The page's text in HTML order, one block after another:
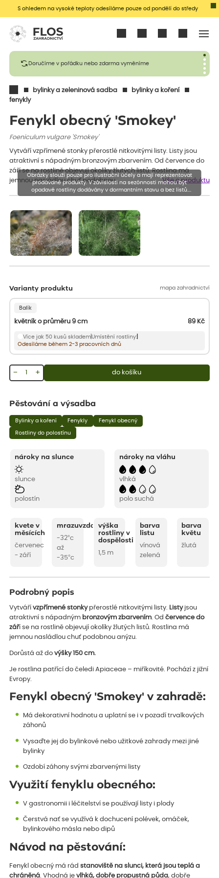
S ohledem na vysoké teploty odesíláme pouze od pondělí do středy
Doručíme v pořádku nebo zdarma vyměníme
bylinky a zeleninová sadba
bylinky a koření
fenykly
Fenykl obecný 'Smokey'
Foeniculum vulgare 'Smokey'
Vytváří vzpřímené stonky přerostlé nitkovitými listy. Listy jsou
atraktivní s nápadným bronzovým zbarvením. Od července do
září se na rostlině objevují okolíky žlutých listů. Rostlina má
jemnou nasládlou chuť podobnou…
Vše o produktu
Varianty produktu mapa zahradnictví
Balík
květník o průměru 9 cm 89 Kč
Více jak 50 kusů sklademUmístění rostliny:
Odesíláme během 2-3 pracovních dnů
+
− do košíku
Obrázky slouží pouze pro ilustrační účely a mají reprezentovat
prodávané produkty. V závislosti na sezónnosti mohou být
opadavé rostliny dodávány v dormantním stavu a bez listů.
Rostliny mohou být také sestřiženy níže, než je uvedená výška,
Pěstování a výsadba
Bylinky a koření Fenykly Fenykl obecný
Rostliny do polostínu
nároky na slunce
slunce
polostín
nároky na vláhu
vlhká
polo suchá
kvete v
měsících
červenec
- září
mrazuvzdornost
-32°c
až
-35°c
výška
rostliny v
dospělosti
1,5 m
barva
listu
vínová
zelená
barva
květu
žlutá
Podrobný popis
Vytvářívzpřímené stonkypřerostlé nitkovitými listy. Listyjsou
atraktivní s nápadným bronzovým zbarvením. Odčervence do
září se na rostlině objevují okolíky žlutých listů. Rostlina má
jemnou nasládlou chuť podobnou anýzu.
Dorůstá až dovýšky 150 cm.
Je rostlina patřící do čeledi Apiaceae – miříkovité. Pochází z jižní
Evropy.
Fenykl obecný 'Smokey' v zahradě:
Má dekorativní hodnotu a uplatní se i v pozadí trvalkových
záhonů
Vysaďte jej do bylinkové nebo užitkové zahrady mezi jiné
bylinky
Ozdobí záhony svými zbarvenými listy
Využití fenyklu obecného:
V gastronomii i léčitelství se používají listy i plody
Čerstvá nať se využívá k dochucení polévek, omáček,
bylinkového másla nebo dipů
Návod na pěstování:
Fenykl obecný má rádstanoviště na slunci, která jsou teplá a
chráněná . Vhodná jevlhká, dobře propustná půda, dobře